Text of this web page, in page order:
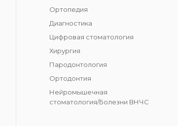
Ортопедия
Диагностика
Цифровая стоматология
Хирургия
Пародонтология
Ортодонтия
Нейромышечная
стоматология/Болезни ВНЧС